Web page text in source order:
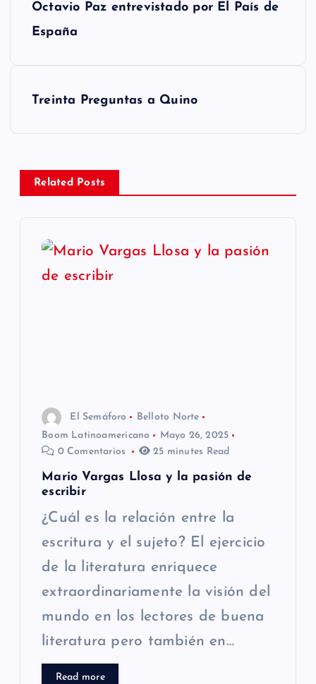
c
Octavio Paz entrevistado por El País de
España
Treinta Preguntas a Quino
Related Posts
El Semáforo
Belloto Norte
Boom Latinoamericano
Mayo 26, 2025
0 Comentarios
25 minutes Read
Mario Vargas Llosa y la pasión de
escribir
¿Cuál es la relación entre la
escritura y el sujeto? El ejercicio
de la literatura enriquece
extraordinariamente la visión del
mundo en los lectores de buena
literatura pero también en…
Read more